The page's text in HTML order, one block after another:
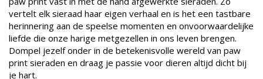
vertelt elk sieraad haar eigen verhaal en is het een tastbare
herinnering aan de speelse momenten en onvoorwaardelijke
liefde die onze harige metgezellen in ons leven brengen.
Dompel jezelf onder in de betekenisvolle wereld van paw
print sieraden en draag je passie voor dieren altijd dicht bij
je hart.